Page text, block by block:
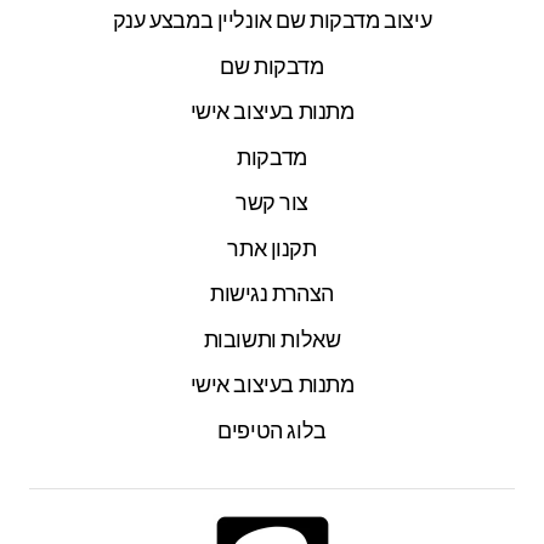
עיצוב מדבקות שם אונליין במבצע ענק
מדבקות שם
מתנות בעיצוב אישי
מדבקות
צור קשר
תקנון אתר
הצהרת נגישות
שאלות ותשובות
מתנות בעיצוב אישי
בלוג הטיפים